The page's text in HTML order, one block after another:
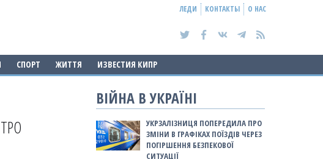
ЛЕДИ КОНТАКТЫ О НАС
СПОРТ ЖИТТЯ ИЗВЕСТИЯ КИПР
ВІЙНА В УКРАЇНІ
УКРЗАЛІЗНИЦЯ ПОПЕРЕДИЛА ПРО
ЗМІНИ В ГРАФІКАХ ПОЇЗДІВ ЧЕРЕЗ
ПОГІРШЕННЯ БЕЗПЕКОВОЇ
СИТУАЦІЇ